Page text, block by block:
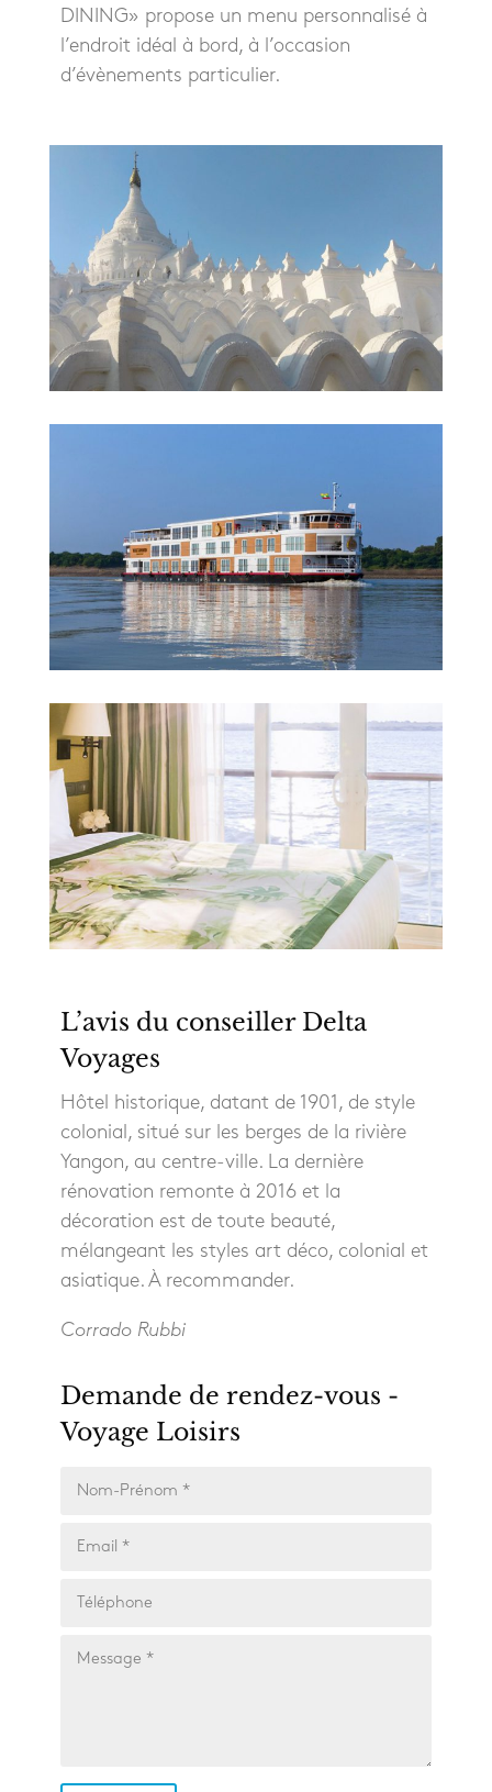
DINING» propose un menu personnalisé à
l’endroit idéal à bord, à l’occasion
d’évènements particulier.
L’avis du conseiller Delta
Voyages
Hôtel historique, datant de 1901, de style
colonial, situé sur les berges de la rivière
Yangon, au centre-ville. La dernière
rénovation remonte à 2016 et la
décoration est de toute beauté,
mélangeant les styles art déco, colonial et
asiatique. À recommander.
Corrado Rubbi
Demande de rendez-vous -
Voyage Loisirs